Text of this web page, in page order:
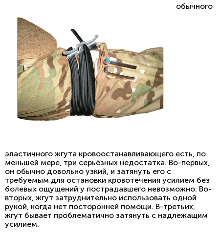
обычного
эластичного жгута кровоостанавливающего есть, по
меньшей мере, три серьёзных недостатка. Во-первых,
он обычно довольно узкий, и затянуть его с
требуемым для остановки кровотечения усилием без
болевых ощущений у пострадавшего невозможно. Во-
вторых, жгут затруднительно использовать одной
рукой, когда нет посторонней помощи. В-третьих,
жгут бывает проблематично затянуть с надлежащим
усилием.